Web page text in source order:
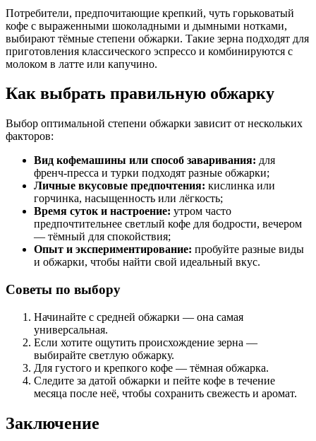
Потребители, предпочитающие крепкий, чуть горьковатый
кофе с выраженными шоколадными и дымными нотками,
выбирают тёмные степени обжарки. Такие зерна подходят для
приготовления классического эспрессо и комбинируются с
молоком в латте или капучино.
Как выбрать правильную обжарку
Выбор оптимальной степени обжарки зависит от нескольких
факторов:
Вид кофемашины или способ заваривания: для
френч-пресса и турки подходят разные обжарки;
Личные вкусовые предпочтения: кислинка или
горчинка, насыщенность или лёгкость;
Время суток и настроение: утром часто
предпочтительнее светлый кофе для бодрости, вечером
— тёмный для спокойствия;
Опыт и экспериментирование: пробуйте разные виды
и обжарки, чтобы найти свой идеальный вкус.
Советы по выбору
Начинайте с средней обжарки — она самая
универсальная.
Если хотите ощутить происхождение зерна —
выбирайте светлую обжарку.
Для густого и крепкого кофе — тёмная обжарка.
Следите за датой обжарки и пейте кофе в течение
месяца после неё, чтобы сохранить свежесть и аромат.
Заключение